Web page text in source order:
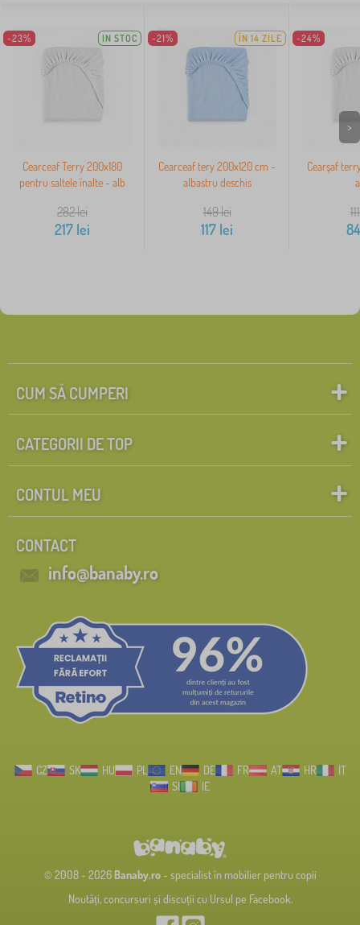
-23% IN STOC
Cearceaf Terry 200x180
pentru saltele înalte - alb
282lei
217 lei
-21% ÎN 14 ZILE
Cearceaf tery 200x120 cm -
albastru deschis
149lei
117 lei
-24%
Cearşaf
111
84
>
CUM SĂ CUMPERI
CATEGORII DE TOP
CONTUL MEU
CONTACT
info@banaby.ro
CZ SK HU PL EN DE FR AT HR
IT
SI
IE
© 2008 - 2026 Banaby.ro- specialist în mobilier pentru copii
Noutăți, concursuri și discuții cu Ursul pe Facebook.